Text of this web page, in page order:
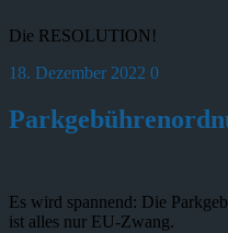
Die RESOLUTION!
18. Dezember 2022 0
Es wird spannend: Die
ist alles nur EU-Zwang.